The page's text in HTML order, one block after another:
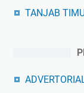
TANJAB